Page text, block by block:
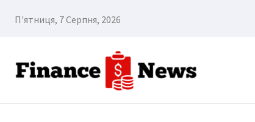
П'ятниця, 7 Серпня, 2026